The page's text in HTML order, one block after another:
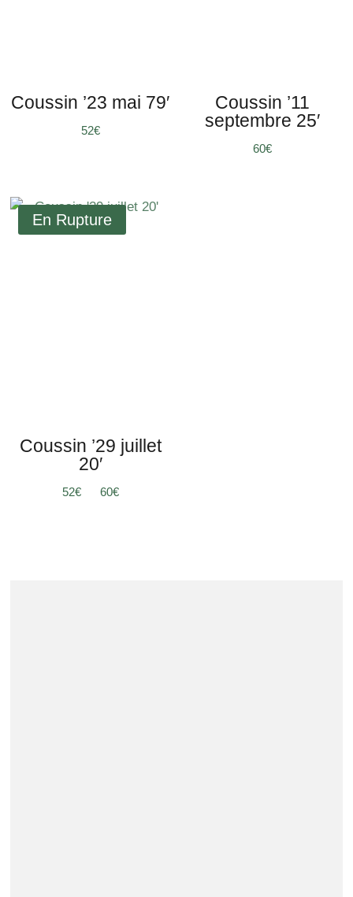
Coussin ’23 mai 79′
52€
Coussin ’11
septembre 25′
60€
Coussin ’29 juillet
20′
52€ 60€Plage